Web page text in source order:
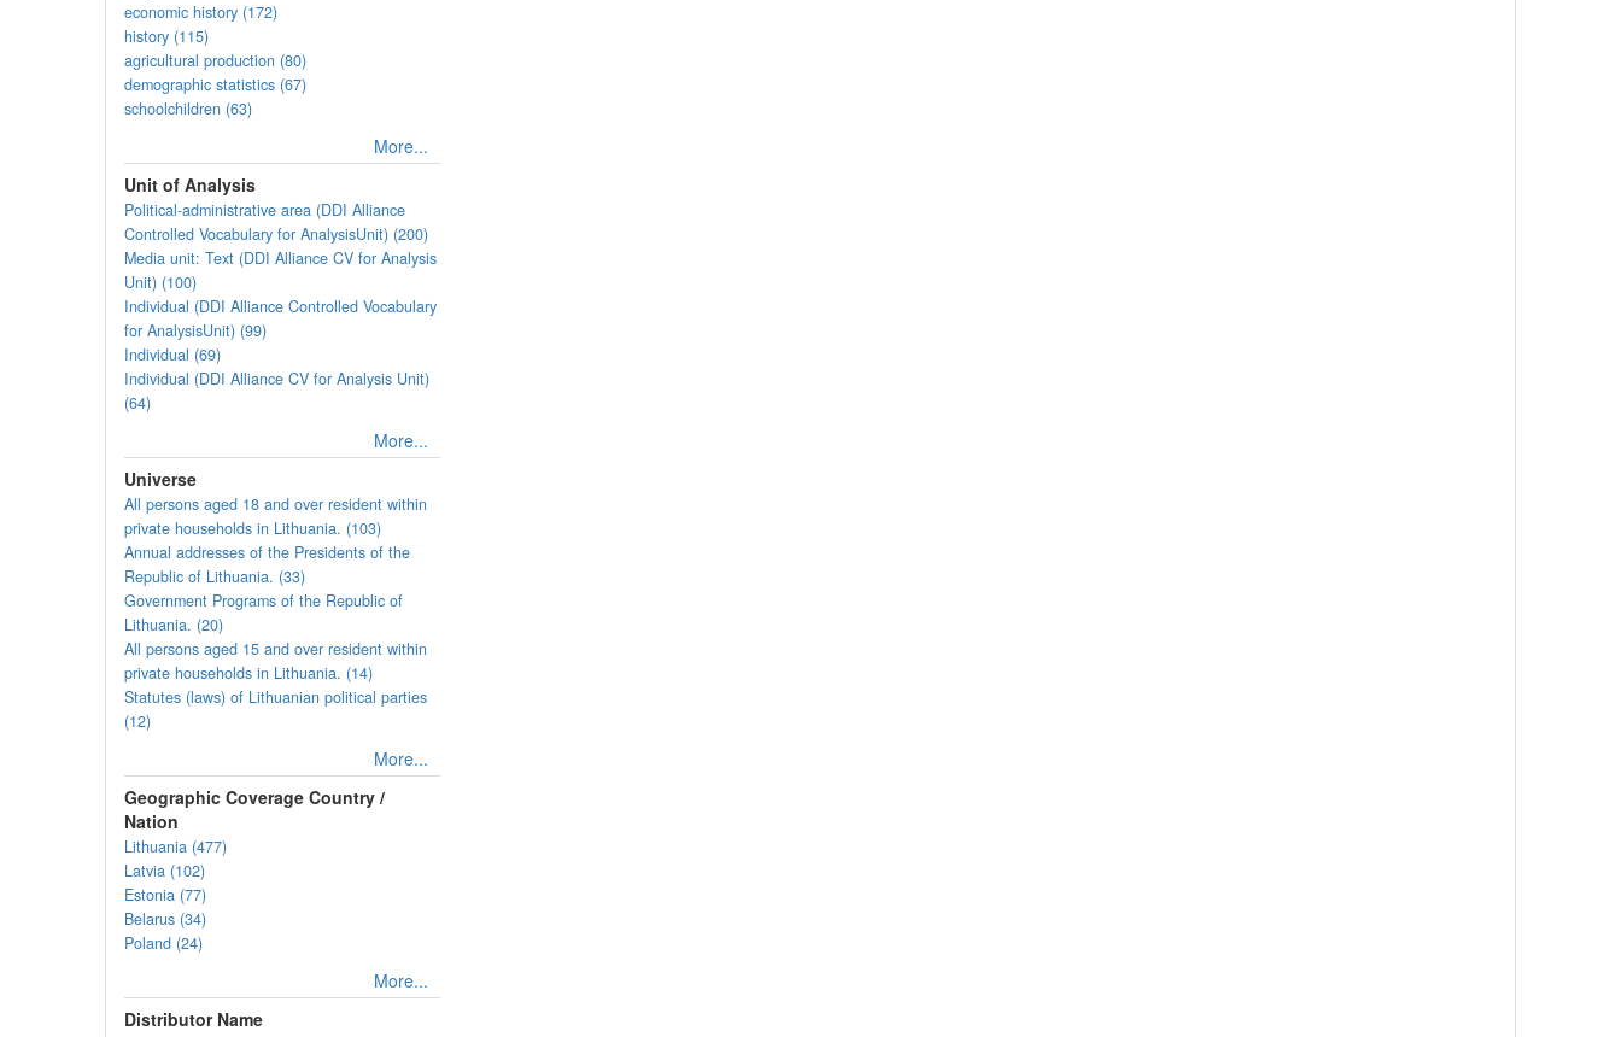
economic history (172)
history (115)
agricultural production (80)
demographic statistics (67)
schoolchildren (63)
More...
Unit of Analysis
Political-administrative area (DDI Alliance
Controlled Vocabulary for AnalysisUnit) (200)
Media unit: Text (DDI Alliance CV for Analysis
Unit) (100)
Individual (DDI Alliance Controlled Vocabulary
for AnalysisUnit) (99)
Individual (69)
Individual (DDI Alliance CV for Analysis Unit)
(64)
More...
Universe
All persons aged 18 and over resident within
private households in Lithuania. (103)
Annual addresses of the Presidents of the
Republic of Lithuania. (33)
Government Programs of the Republic of
Lithuania. (20)
All persons aged 15 and over resident within
private households in Lithuania. (14)
Statutes (laws) of Lithuanian political parties
(12)
More...
Geographic Coverage Country /
Nation
Lithuania (477)
Latvia (102)
Estonia (77)
Belarus (34)
Poland (24)
More...
Distributor Name